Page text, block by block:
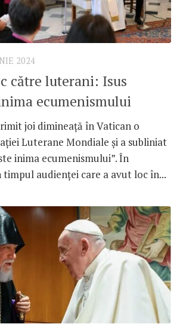
2024
către luterani: Isus
ecumenismului
joi dimineață în Vatican o
Luterane Mondiale și a subliniat
inima ecumenismului”. În
audienței care a avut loc în...